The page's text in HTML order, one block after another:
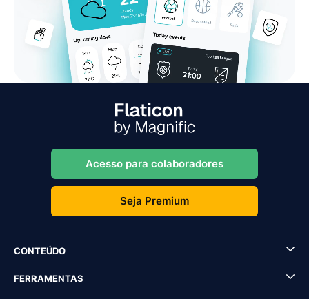
Acesso para colaboradores
Seja Premium
CONTEÚDO
FERRAMENTAS